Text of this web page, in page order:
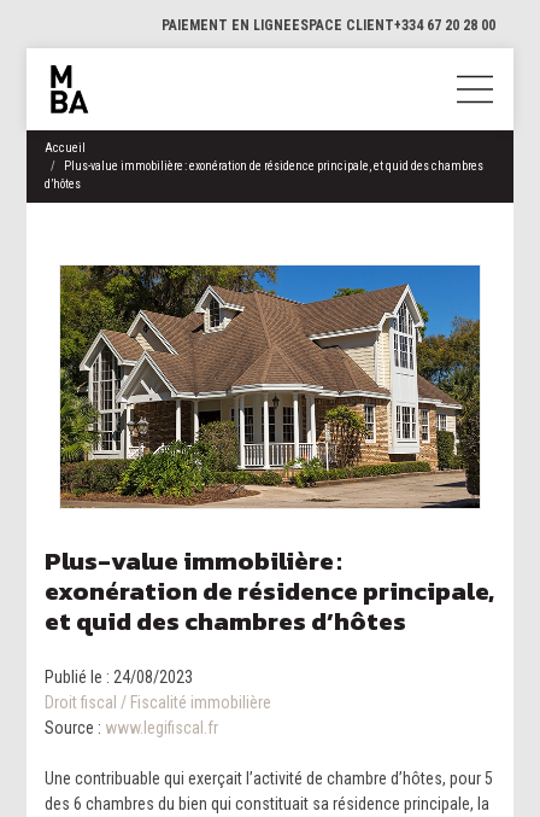
PAIEMENT EN LIGNEESPACE CLIENT+334 67 20 28 00
Accueil
Plus-value immobilière : exonération de résidence principale, et quid des chambres
d’hôtes
Plus-value immobilière :
exonération de résidence principale,
et quid des chambres d’hôtes
Publié le : 24/08/2023
Droit fiscal / Fiscalité immobilière
Source : www.legifiscal.fr
Une contribuable qui exerçait l’activité de chambre d’hôtes, pour 5
des 6 chambres du bien qui constituait sa résidence principale, la